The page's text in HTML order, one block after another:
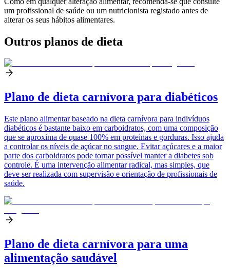
um profissional de saúde ou um nutricionista registado antes de
alterar os seus hábitos alimentares.
Outros planos de dieta
Plano de dieta carnívora para diabéticos
Este plano alimentar baseado na dieta carnívora para indivíduos
diabéticos é bastante baixo em carboidratos, com uma composição
que se aproxima de quase 100% em proteínas e gorduras. Isso ajuda
a controlar os níveis de açúcar no sangue. Evitar açúcares e a maior
parte dos carboidratos pode tornar possível manter a diabetes sob
controle. É uma intervenção alimentar radical, mas simples, que
deve ser realizada com supervisão e orientação de profissionais de
saúde.
Plano de dieta carnívora para uma
alimentação saudável